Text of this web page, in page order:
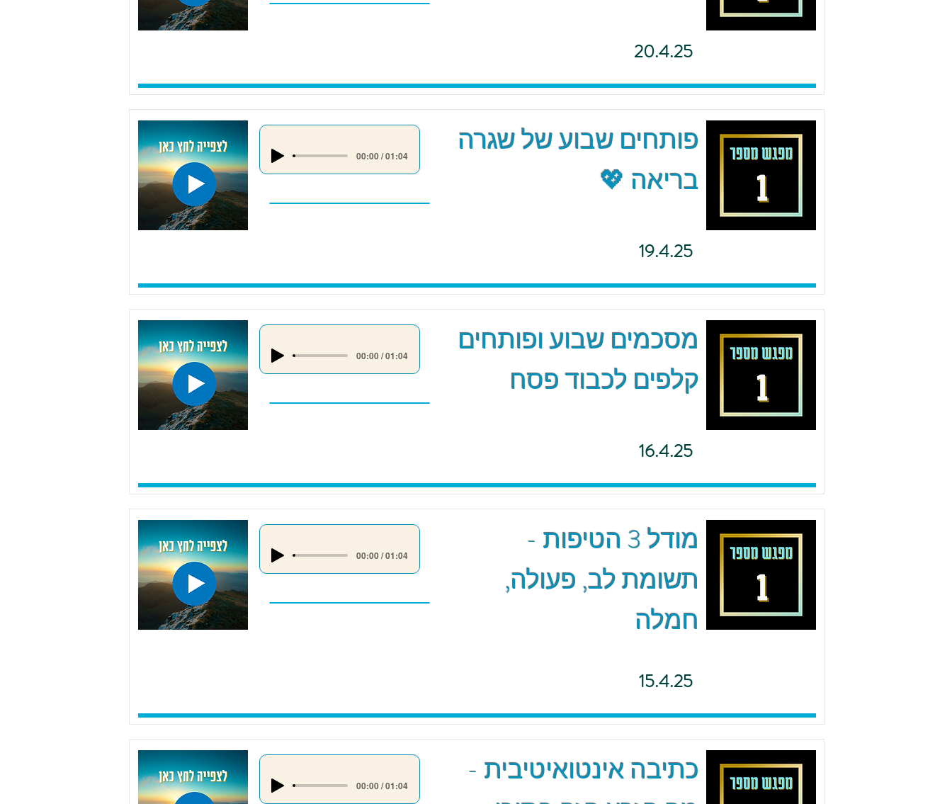
20.4.25
00:00 / 01:04
פותחים שבוע של שגרה
בריאה 💖
19.4.25
00:00 / 01:04
מסכמים שבוע ופותחים
קלפים לכבוד פסח
16.4.25
00:00 / 01:04
מודל 3 הטיפות -
תשומת לב, פעולה,
חמלה
15.4.25
00:00 / 01:04
כתיבה אינטואיטיבית -